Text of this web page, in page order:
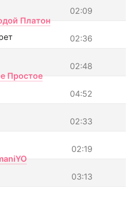
02:09
Платон
02:36
02:48
Простое
04:52
02:33
02:19
03:13